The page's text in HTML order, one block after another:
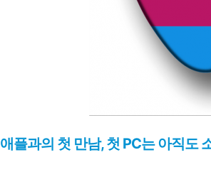
애플과의 첫 만남, 첫 PC는 아직도